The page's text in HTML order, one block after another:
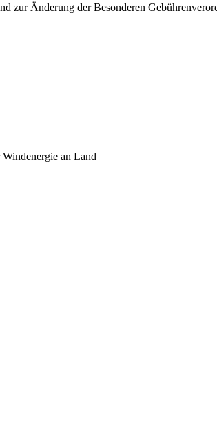
zur Änderung der Besonderen
an Land